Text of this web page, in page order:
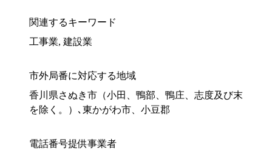
関連するキーワード
工事業, 建設業
市外局番に対応する地域
香川県さぬき市（小田、鴨部、鴨庄、志度及び末
を除く。）､東かがわ市、小豆郡
電話番号提供事業者